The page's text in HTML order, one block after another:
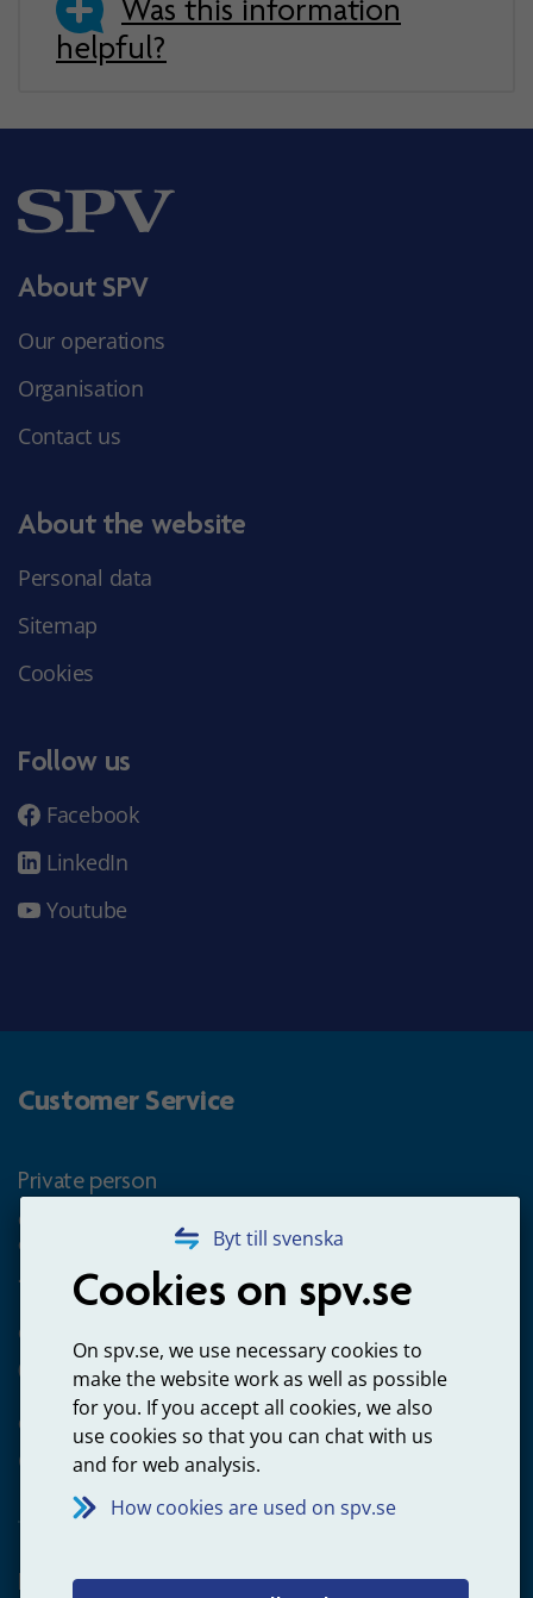
Byt till svenska
Cookies on spv.se
On spv.se, we use necessary cookies to
make the website work as well as possible
for you. If you accept all cookies, we also
use cookies so that you can chat with us
and for web analysis.
How cookies are used on spv.se
Was this information
helpful?
About SPV
Our operations
Organisation
Contact us
About the website
Personal data
Sitemap
Cookies
Follow us
Facebook
LinkedIn
Youtube
Customer Service
Private person
Questions about occupational pension for goverment
employees
+4660-18 74 00
Questions about payments
020-65 00 65
Other ways to contact us
Contact us
Employer